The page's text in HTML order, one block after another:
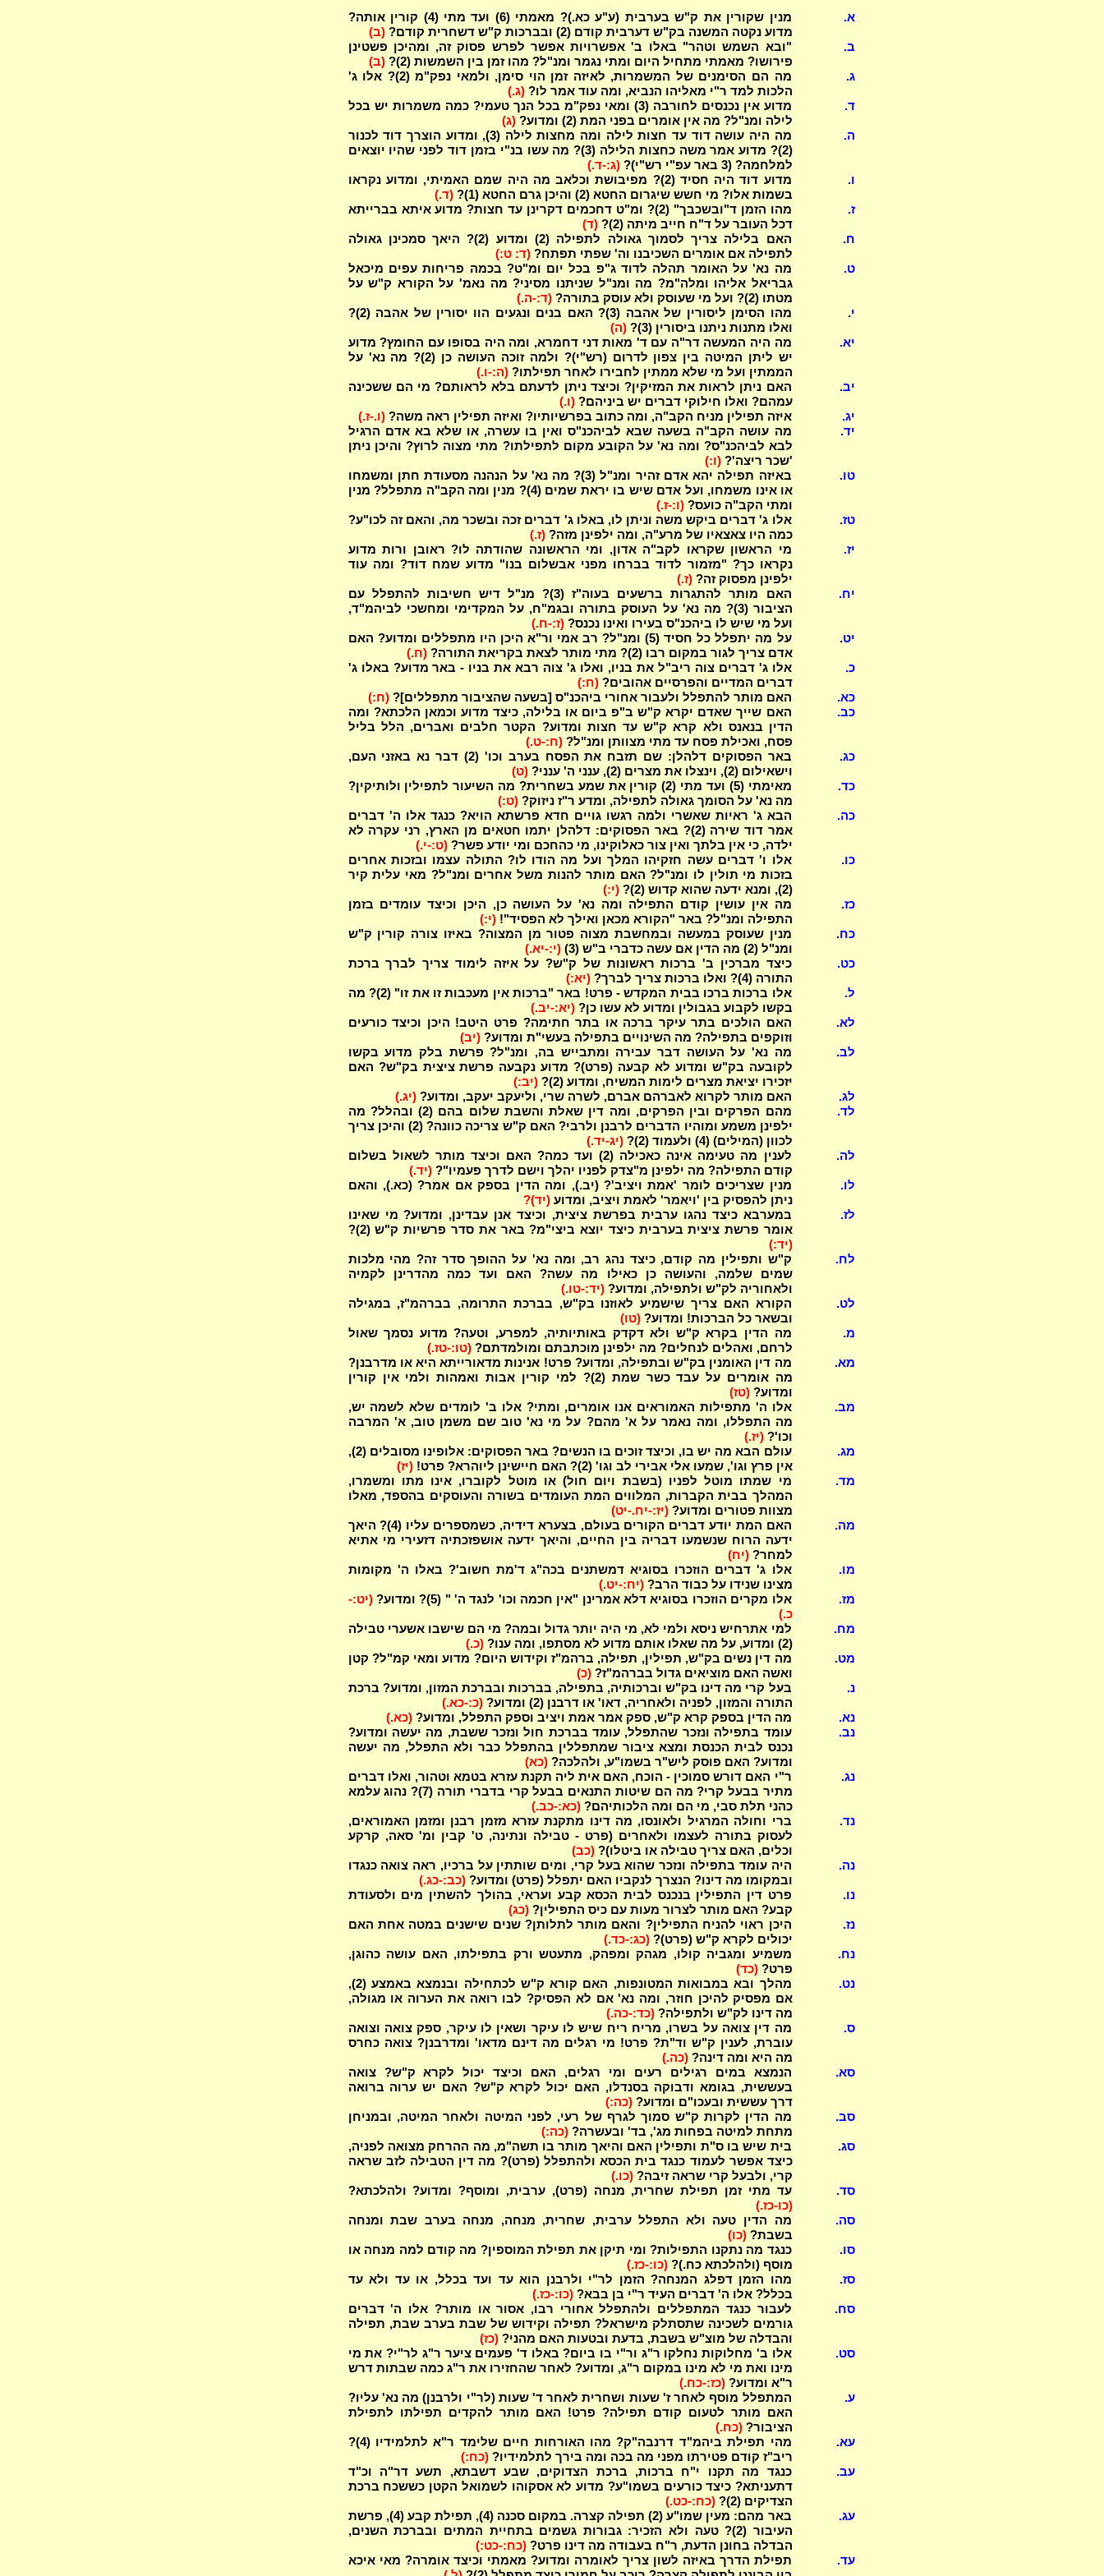
א.
מנין שקורין את ק"ש בערבית (ע"ע כא.)? מאמתי (6) ועד מתי (4) קורין אותה?
מדוע נקטה המשנה בק"ש דערבית קודם (2) ובברכות ק"ש דשחרית קודם?
(ב)
ב.
"ובא השמש וטהר" באלו ב' אפשרויות אפשר לפרש פסוק זה, ומהיכן פשטינן
פירושו? מאמתי מתחיל היום ומתי נגמר ומנ"ל? מהו זמן בין השמשות (2)?
(ב)
ג.
מה הם הסימנים של המשמרות, לאיזה זמן הוי סימן, ולמאי נפק"מ (2)? אלו ג'
הלכות למד ר"י מאליהו הנביא, ומה עוד אמר לו? (ג.)
ד.
מדוע אין נכנסים לחורבה (3) ומאי נפק"מ בכל הנך טעמי? כמה משמרות יש בכל
לילה ומנ"ל? מה אין אומרים בפני המת (2) ומדוע?
(ג)
ה.
מה היה עושה דוד עד חצות לילה ומה מחצות לילה (3), ומדוע הוצרך דוד לכנור
(2)? מדוע אמר משה כחצות הלילה (3)? מה עשו בנ"י בזמן דוד לפני שהיו יוצאים
למלחמה? (3 באר עפ"י רש"י)?
(ג:-ד.)
ו.
מדוע דוד היה חסיד (2)? מפיבושת וכלאב מה היה שמם האמיתי, ומדוע נקראו
בשמות אלו? מי חשש שיגרום החטא (2) והיכן גרם החטא (1)?
(ד.)
ז.
מהו הזמן ד"ובשכבך" (2)? ומ"ט דחכמים דקרינן עד חצות? מדוע איתא בברייתא
דכל העובר על ד"ח חייב מיתה (2)?
(ד)
ח.
האם בלילה צריך לסמוך גאולה לתפילה (2) ומדוע (2)? היאך סמכינן גאולה
לתפילה אם אומרים השכיבנו וה' שפתי תפתח? (ד: ט:)
ט.
מה נא' על האומר תהלה לדוד ג"פ בכל יום ומ"ט? בכמה פריחות עפים מיכאל
גבריאל אליהו ומלה"מ? מה ומנ"ל שניתנו מסיני? מה נאמ' על הקורא ק"ש על
מטתו (2)? ועל מי שעוסק ולא עוסק בתורה?
(ד:-ה.)
י.
מהו הסימן ליסורין של אהבה (3)? האם בנים ונגעים הוו יסורין של אהבה (2)?
ואלו מתנות ניתנו ביסורין (3)?
(ה)
יא.
מה היה המעשה דר"ה עם ד' מאות דני דחמרא, ומה היה בסופו עם החומץ? מדוע
יש ליתן המיטה בין צפון לדרום (רש"י)? ולמה זוכה העושה כן (2)? מה נא' על
הממתין ועל מי שלא ממתין לחבירו לאחר תפילתו? (ה:-ו.)
יב.
האם ניתן לראות את המזיקין? וכיצד ניתן לדעתם בלא לראותם? מי הם ששכינה
עמהם? ואלו חילוקי דברים יש ביניהם? (ו.)
יג.
איזה תפילין מניח הקב"ה, ומה כתוב בפרשיותיו? ואיזה תפילין ראה משה?(ו.-ז.)
יד.
מה עושה הקב"ה בשעה שבא לביהכנ"ס ואין בו עשרה, או שלא בא אדם הרגיל
לבא לביהכנ"ס? ומה נא' על הקובע מקום לתפילתו? מתי מצוה לרוץ? והיכן ניתן
'שכר ריצה'? (ו:)
טו.
באיזה תפילה יהא אדם זהיר ומנ"ל (3)? מה נא' על הנהנה מסעודת חתן ומשמחו
או אינו משמחו, ועל אדם שיש בו יראת שמים (4)? מנין ומה הקב"ה מתפלל? מנין
ומתי הקב"ה כועס? (ו:-ז.)
טז.
אלו ג' דברים ביקש משה וניתן לו, באלו ג' דברים זכה ובשכר מה, והאם זה לכו"ע?
כמה היו צאצאיו של מרע"ה, ומה ילפינן מזה? (ז.)
יז.
מי הראשון שקראו לקב"ה אדון, ומי הראשונה שהודתה לו? ראובן ורות מדוע
נקראו כך? "מזמור לדוד בברחו מפני אבשלום בנו" מדוע שמח דוד? ומה עוד
ילפינן מפסוק זה? (ז.)
יח.
האם מותר להתגרות ברשעים בעוה"ז (3)? מנ"ל דיש חשיבות להתפלל עם
הציבור (3)? מה נא' על העוסק בתורה ובגמ"ח, על המקדימי ומחשכי לביהמ"ד,
ועל מי שיש לו ביהכנ"ס בעירו ואינו נכנס? (ז:-ח.)
יט.
על מה יתפלל כל חסיד (5) ומנ"ל? רב אמי ור"א היכן היו מתפללים ומדוע? האם
אדם צריך לגור במקום רבו (2)? מתי מותר לצאת בקריאת התורה?
(ח.)
כ.
אלו ג' דברים צוה ריב"ל את בניו, ואלו ג' צוה רבא את בניו - באר מדוע? באלו ג'
דברים המדיים והפרסיים אהובים? (ח:)
כא.
האם מותר להתפלל ולעבור אחורי ביהכנ"ס [בשעה שהציבור מתפללים]?(ח:)
כב.
האם שייך שאדם יקרא ק"ש ב"פ ביום או בלילה, כיצד מדוע וכמאן הלכתא? ומה
הדין בנאנס ולא קרא ק"ש עד חצות ומדוע? הקטר חלבים ואברים, הלל בליל
פסח, ואכילת פסח עד מתי מצוותן ומנ"ל? (ח:-ט.)
כג.
באר הפסוקים דלהלן: שם תזבח את הפסח בערב וכו' (2) דבר נא באזני העם,
וישאילום (2), וינצלו את מצרים (2), ענני ה' ענני?
(ט)
כד.
מאימתי (5) ועד מתי (2) קורין את שמע בשחרית? מה השיעור לתפילין ולותיקין?
מה נא' על הסומך גאולה לתפילה, ומדע ר"ז ניזוק? (ט:)
כה.
הבא ג' ראיות שאשרי ולמה רגשו גויים חדא פרשתא הויא? כנגד אלו ה' דברים
אמר דוד שירה (2)? באר הפסוקים: דלהלן יתמו חטאים מן הארץ, רני עקרה לא
ילדה, כי אין בלתך ואין צור כאלוקינו, מי כהחכם ומי יודע פשר? (ט:-י.)
כו.
אלו ו' דברים עשה חזקיהו המלך ועל מה הודו לו? התולה עצמו ובזכות אחרים
בזכות מי תולין לו ומנ"ל? האם מותר להנות משל אחרים ומנ"ל? מאי עלית קיר
(2), ומנא ידעה שהוא קדוש (2)?
(י:)
כז.
מה אין עושין קודם התפילה ומה נא' על העושה כן, היכן וכיצד עומדים בזמן
התפילה ומנ"ל? באר "הקורא מכאן ואילך לא הפסיד"! (י:)
כח.
מנין שעוסק במעשה ובמחשבת מצוה פטור מן המצוה? באיזו צורה קורין ק"ש
ומנ"ל (2) מה הדין אם עשה כדברי ב"ש (3)
(י:-יא.)
כט.
כיצד מברכין ב' ברכות ראשונות של ק"ש? על איזה לימוד צריך לברך ברכת
התורה (4)? ואלו ברכות צריך לברך?
(יא:)
ל.
אלו ברכות ברכו בבית המקדש - פרט! באר "ברכות אין מעכבות זו את זו" (2)? מה
בקשו לקבוע בגבולין ומדוע לא עשו כן? (יא:-יב.)
לא.
האם הולכים בתר עיקר ברכה או בתר חתימה? פרט היטב! היכן וכיצד כורעים
וזוקפים בתפילה? מה השינויים בתפילה בעשי"ת ומדוע? (יב)
לב.
מה נא' על העושה דבר עבירה ומתבייש בה, ומנ"ל? פרשת בלק מדוע בקשו
לקובעה בק"ש ומדוע לא קבעה (פרט)? מדוע נקבעה פרשת ציצית בק"ש? האם
יזכירו יציאת מצרים לימות המשיח, ומדוע (2)?
(יב:)
לג.
האם מותר לקרוא לאברהם אברם, לשרה שרי, וליעקב יעקב, ומדוע?(יג.)
לד.
מהם הפרקים ובין הפרקים, ומה דין שאלת והשבת שלום בהם (2) ובהלל? מה
ילפינן משמע ומוהיו הדברים לרבנן ולרבי? האם ק"ש צריכה כוונה? (2) והיכן צריך
לכוון (המילים) (4) ולעמוד (2)?
(יג-יד.)
לה.
לענין מה טעימה אינה כאכילה (2) ועד כמה? האם וכיצד מותר לשאול בשלום
קודם התפילה? מה ילפינן מ"צדק לפניו יהלך וישם לדרך פעמיו"? (יד.)
לו.
מנין שצריכים לומר 'אמת ויציב'? (יב.), ומה הדין בספק אם אמר? (כא.), והאם
ניתן להפסיק בין 'ויאמר' לאמת ויציב, ומדוע (יד)?
לז.
במערבא כיצד נהגו ערבית בפרשת ציצית, וכיצד אנן עבדינן, ומדוע? מי שאינו
אומר פרשת ציצית בערבית כיצד יוצא ביצי"מ? באר את סדר פרשיות ק"ש (2)?
(יד:)
לח.
ק"ש ותפילין מה קודם, כיצד נהג רב, ומה נא' על ההופך סדר זה? מהי מלכות
שמים שלמה, והעושה כן כאילו מה עשה? האם ועד כמה מהדרינן לקמיה
ולאחוריה לק"ש ולתפילה, ומדוע? (יד:-טו.)
לט.
הקורא האם צריך שישמיע לאוזנו בק"ש, בברכת התרומה, בברהמ"ז, במגילה
ובשאר כל הברכות! ומדוע? (טו)
מ.
מה הדין בקרא ק"ש ולא דקדק באותיותיה, למפרע, וטעה? מדוע נסמך שאול
לרחם, ואהלים לנחלים? מה ילפינן מוכתבתם ומולמדתם? (טו:-טז.)
מא.
מה דין האומנין בק"ש ובתפילה, ומדוע? פרט! אנינות מדאורייתא היא או מדרבנן?
מה אומרים על עבד כשר שמת (2)? למי קורין אבות ואמהות ולמי אין קורין
ומדוע? (טז)
מב.
אלו ה' מתפילות האמוראים אנו אומרים, ומתי? אלו ב' לומדים שלא לשמה יש,
מה התפללו, ומה נאמר על א' מהם? על מי נא' טוב שם משמן טוב, א' המרבה
וכו'? (יז.)
מג.
עולם הבא מה יש בו, וכיצד זוכים בו הנשים? באר הפסוקים: אלופינו מסובלים (2),
אין פרץ וגו', שמעו אלי אבירי לב וגו' (2)? האם חיישינן ליוהרא? פרט!
(יז)
מד.
מי שמתו מוטל לפניו (בשבת ויום חול) או מוטל לקוברו, אינו מתו ומשמרו,
המהלך בבית הקברות, המלווים המת העומדים בשורה והעוסקים בהספד, מאלו
מצוות פטורים ומדוע? (יז:-יח.-יט)
מה.
האם המת יודע דברים הקורים בעולם, בצערא דידיה, כשמספרים עליו (4)? היאך
ידעה הרוח שנשמעו דבריה בין החיים, והיאך ידעה אושפזכתיה דזעירי מי אתיא
למחר? (יח)
מו.
אלו ג' דברים הוזכרו בסוגיא דמשתנים בכה"ג ד'מת חשוב'? באלו ה' מקומות
מצינו שנידו על כבוד הרב? (יח:-יט.)
מז.
אלו מקרים הוזכרו בסוגיא דלא אמרינן "אין חכמה וכו' לנגד ה' " (5)? ומדוע?
(יט:-
כ.)
מח.
למי אתרחיש ניסא ולמי לא, מי היה יותר גדול ובמה? מי הם שישבו אשערי טבילה
(2) ומדוע, על מה שאלו אותם מדוע לא מסתפו, ומה ענו?
(כ.)
מט.
מה דין נשים בק"ש, תפילין, תפילה, ברהמ"ז וקידוש היום? מדוע ומאי קמ"ל? קטן
ואשה האם מוציאים גדול בברהמ"ז? (כ)
נ.
בעל קרי מה דינו בק"ש וברכותיה, בתפילה, בברכות ובברכת המזון, ומדוע? ברכת
התורה והמזון, לפניה ולאחריה, דאו' או דרבנן (2) ומדוע?
(כ:-כא.)
נא.
מה הדין בספק קרא ק"ש, ספק אמר אמת ויציב וספק התפלל, ומדוע?(כא.)
נב.
עומד בתפילה ונזכר שהתפלל, עומד בברכת חול ונזכר ששבת, מה יעשה ומדוע?
נכנס לבית הכנסת ומצא ציבור שמתפללין בהתפלל כבר ולא התפלל, מה יעשה
ומדוע? האם פוסק ליש"ר בשמו"ע, ולהלכה? (כא)
נג.
ר"י האם דורש סמוכין - הוכח, האם אית ליה תקנת עזרא בטמא וטהור, ואלו דברים
מתיר בבעל קרי? מה הם שיטות התנאים בבעל קרי בדברי תורה (7)? נהוג עלמא
כהני תלת סבי, מי הם ומה הלכותיהם? (כא:-כב.)
נד.
ברי וחולה המרגיל ולאונסו, מה דינו מתקנת עזרא מזמן רבנן ומזמן האמוראים,
לעסוק בתורה לעצמו ולאחרים (פרט - טבילה ונתינה, ט' קבין ומ' סאה, קרקע
וכלים, האם צריך טבילה או ביטלו)? (כב)
נה.
היה עומד בתפילה ונזכר שהוא בעל קרי, ומים שותתין על ברכיו, ראה צואה כנגדו
ובמקומו מה דינו? הנצרך לנקביו האם יתפלל (פרט) ומדוע? (כב:-כג.)
נו.
פרט דין התפילין בנכנס לבית הכסא קבע ועראי, בהולך להשתין מים ולסעודת
קבע? האם מותר לצרור מעות עם כיס התפילין? (כג)
נז.
היכן ראוי להניח התפילין? והאם מותר לתלותן? שנים שישנים במטה אחת האם
יכולים לקרא ק"ש (פרט)? (כג:-כד.)
נח.
משמיע ומגביה קולו, מגהק ומפהק, מתעטש ורק בתפילתו, האם עושה כהוגן,
פרט? (כד)
נט.
מהלך ובא במבואות המטונפות, האם קורא ק"ש לכתחילה ובנמצא באמצע (2),
אם מפסיק להיכן חוזר, ומה נא' אם לא הפסיק? לבו רואה את הערוה או מגולה,
מה דינו לק"ש ולתפילה? (כד:-כה.)
ס.
מה דין צואה על בשרו, מריח ריח שיש לו עיקר ושאין לו עיקר, ספק צואה וצואה
עוברת, לענין ק"ש וד"ת? פרט! מי רגלים מה דינם מדאו' ומדרבנן? צואה כחרס
מה היא ומה דינה? (כה.)
סא.
הנמצא במים רגילים רעים ומי רגלים, האם וכיצד יכול לקרא ק"ש? צואה
בעששית, בגומא ודבוקה בסנדלו, האם יכול לקרא ק"ש? האם יש ערוה ברואה
דרך עששית ובעכו"ם ומדוע? (כה:)
סב.
מה הדין לקרות ק"ש סמוך לגרף של רעי, לפני המיטה ולאחר המיטה, ובמניחן
מתחת למיטה בפחות מג', בד' ובעשרה? (כה:)
סג.
בית שיש בו ס"ת ותפילין האם והיאך מותר בו תשה"מ, מה ההרחק מצואה לפניה,
כיצד אפשר לעמוד כנגד בית הכסא ולהתפלל (פרט)? מה דין הטבילה לזב שראה
קרי, ולבעל קרי שראה זיבה? (כו.)
סד.
עד מתי זמן תפילת שחרית, מנחה (פרט), ערבית, ומוסף? ומדוע? ולהלכתא?
(כו-כז.)
סה.
מה הדין טעה ולא התפלל ערבית, שחרית, מנחה, מנחה בערב שבת ומנחה
בשבת? (כו)
סו.
כנגד מה נתקנו התפילות? ומי תיקן את תפילת המוספין? מה קודם למה מנחה או
מוסף (ולהלכתא כח.)? (כו:-כז.)
סז.
מהו הזמן דפלג המנחה? הזמן לר"י ולרבנן הוא עד ועד בכלל, או עד ולא עד
בכלל? אלו ה' דברים העיד ר"י בן בבא? (כו:-כז.)
סח.
לעבור כנגד המתפללים ולהתפלל אחורי רבו, אסור או מותר? אלו ה' דברים
גורמים לשכינה שתסתלק מישראל? תפילה וקידוש של שבת בערב שבת, תפילה
והבדלה של מוצ"ש בשבת, בדעת ובטעות האם מהני? (כז)
סט.
אלו ב' מחלוקות נחלקו ר"ג ור"י בו ביום? באלו ד' פעמים ציער ר"ג לר"י? את מי
מינו ואת מי לא מינו במקום ר"ג, ומדוע? לאחר שהחזירו את ר"ג כמה שבתות דרש
ר"א ומדוע? (כז:-כח.)
ע.
המתפלל מוסף לאחר ז' שעות ושחרית לאחר ד' שעות (לר"י ולרבנן) מה נא' עליו?
האם מותר לטעום קודם תפילה? פרט! האם מותר להקדים תפילתו לתפילת
הציבור? (כח.)
עא.
מהי תפילת ביהמ"ד דרנבה"ק? מהו האורחות חיים שלימד ר"א לתלמידיו (4)?
ריב"ז קודם פטירתו מפני מה בכה ומה בירך לתלמידיו? (כח:)
עב.
כנגד מה תקנו י"ח ברכות, ברכת הצדוקים, שבע דשבתא, תשע דר"ה וכ"ד
דתעניתא? כיצד כורעים בשמו"ע? מדוע לא אסקוהו לשמואל הקטן כששכח ברכת
הצדיקים (2)?
(כח:-כט.)
עג.
באר מהם: מעין שמו"ע (2) תפילה קצרה. במקום סכנה (4), תפילת קבע (4), פרשת
העיבור (2)? טעה ולא הזכיר: גבורות גשמים בתחיית המתים ובברכת השנים,
הבדלה בחונן הדעת, ר"ח בעבודה מה דינו פרט? (כח:-כט:)
עד.
תפילת הדרך באיזה לשון צריך לאומרה ומדוע? מאמתי וכיצד אומרה? מאי איכא